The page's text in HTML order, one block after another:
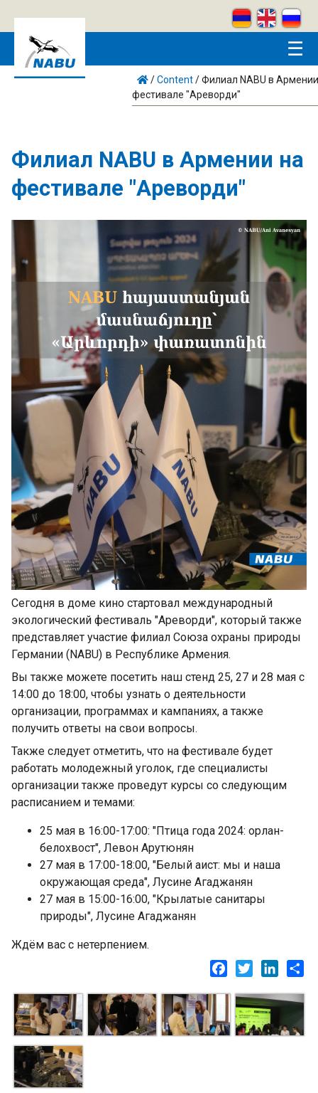
☰
/Content/Филиал NABU в
фестивале "Ареворди"
Филиал NABU в Армении на
фестивале "Ареворди"
Сегодня в доме кино стартовал международный
экологический фестиваль "Ареворди", который также
представляет участие филиал Союза охраны природы
Германии (NABU) в Республике Армения.
Вы также можете посетить наш стенд 25, 27 и 28 мая с
14:00 до 18:00, чтобы узнать о деятельности
организации, программах и кампаниях, а также
получить ответы на свои вопросы.
Также следует отметить, что на фестивале будет
работать молодежный уголок, где специалисты
организации также проведут курсы со следующим
расписанием и темами:
25 мая в 16:00-17:00: "Птица года 2024: орлан-
белохвост", Левон Арутюнян
27 мая в 17:00-18:00, "Белый аист: мы и наша
окружающая среда", Лусине Агаджанян
27 мая в 15:00-16:00, "Крылатые санитары
природы", Лусине Агаджанян
Ждём вас с нетерпением.
Facebook
Twitter